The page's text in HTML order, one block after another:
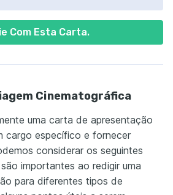
Com Esta Carta.
Cinematográfica
uma carta de apresentação
cargo específico e fornecer
considerar os seguintes
importantes ao redigir uma
para diferentes tipos de